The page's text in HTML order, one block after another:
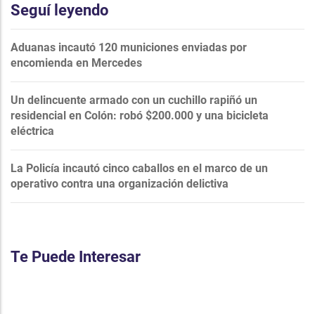
Seguí leyendo
Aduanas incautó 120 municiones enviadas por
encomienda en Mercedes
Un delincuente armado con un cuchillo rapiñó un
residencial en Colón: robó $200.000 y una bicicleta
eléctrica
La Policía incautó cinco caballos en el marco de un
operativo contra una organización delictiva
Te Puede Interesar